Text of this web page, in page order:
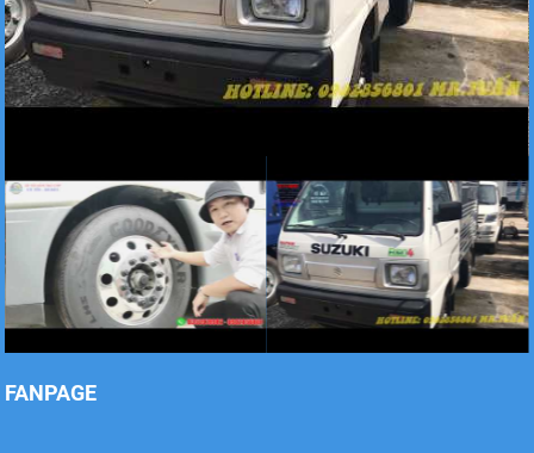
Xe tải Foton 990kg
Xe tải Foton 990kg
FANPAGE